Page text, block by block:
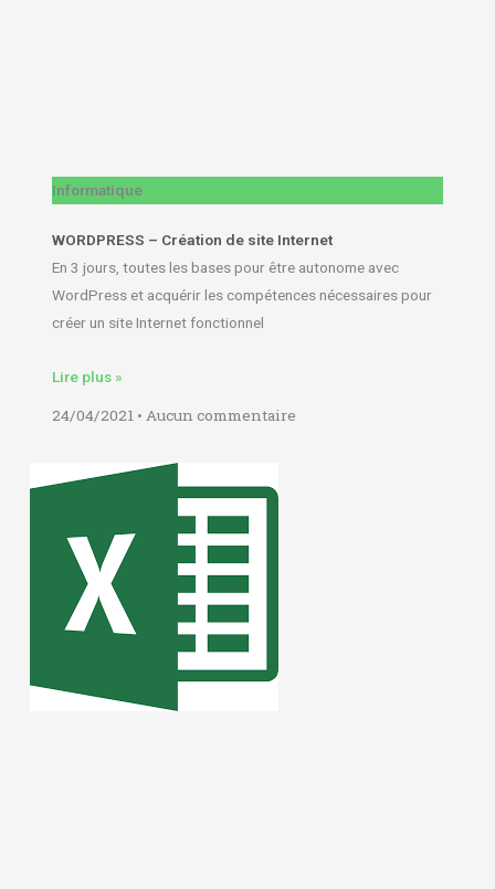
Informatique
WORDPRESS – Création de site Internet
En 3 jours, toutes les bases pour être autonome avec
WordPress et acquérir les compétences nécessaires pour
créer un site Internet fonctionnel
Lire plus »
24/04/2021 Aucun commentaire